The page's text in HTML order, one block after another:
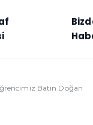
Batın Doğan